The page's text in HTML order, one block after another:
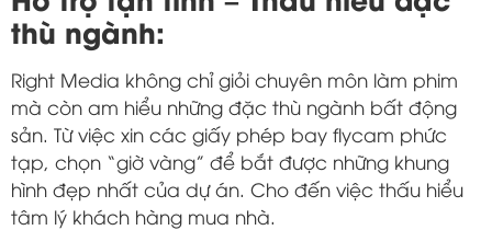
thù ngành:
Right Media không chỉ giỏi chuyên môn làm phim
mà còn am hiểu những đặc thù ngành bất động
sản. Từ việc xin các giấy phép bay flycam phức
tạp, chọn “giờ vàng” để bắt được những khung
hình đẹp nhất của dự án. Cho đến việc thấu hiểu
tâm lý khách hàng mua nhà.